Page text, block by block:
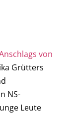
von
Grütters
NS-
Leute